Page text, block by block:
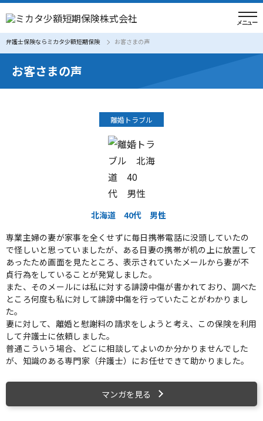
弁護士保険ならミカタ少額短期保険 お客さまの声
お客さまの声
離婚トラブル
北海道 40代
男性
専業主婦の妻が家事を全くせずに毎日携帯電話に没頭していたの
で怪しいと思っていましたが、ある日妻の携帯が机の上に放置して
あったため画面を見たところ、表示されていたメールから妻が不
貞行為をしていることが発覚しました。
また、そのメールには私に対する誹謗中傷が書かれており、調べた
ところ何度も私に対して誹謗中傷を行っていたことがわかりまし
た。
妻に対して、離婚と慰謝料の請求をしようと考え、この保険を利用
して弁護士に依頼しました。
普通こういう場合、どこに相談してよいのか分かりませんでした
が、知識のある専門家（弁護士）にお任せできて助かりました。
マンガを見る